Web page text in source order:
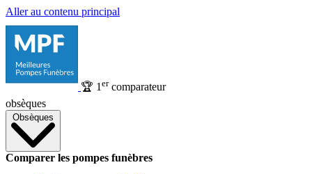
Aller au contenu principal
🏆 1 ercomparateur
obsèques
Obsèques
Comparer les pompes funèbres